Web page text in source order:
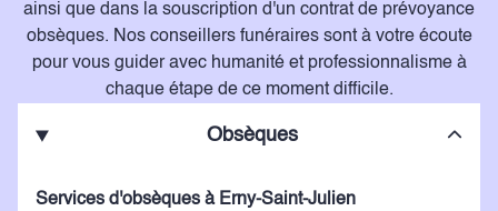
ainsi que dans la souscription d'un contrat de prévoyance
obsèques. Nos conseillers funéraires sont à votre écoute
pour vous guider avec humanité et professionnalisme à
chaque étape de ce moment difficile.
Obsèques
Services d'obsèques à Erny-Saint-Julien